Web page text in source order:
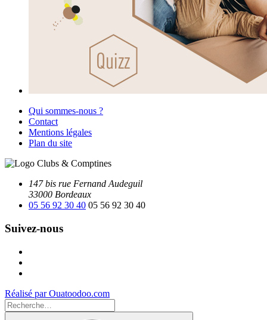
Qui sommes-nous ?
Contact
Mentions légales
Plan du site
147 bis rue Fernand Audeguil
33000 Bordeaux
05 56 92 30 40 05 56 92 30 40
Suivez-nous
Réalisé par Ouatoodoo.com
Recherche
pour